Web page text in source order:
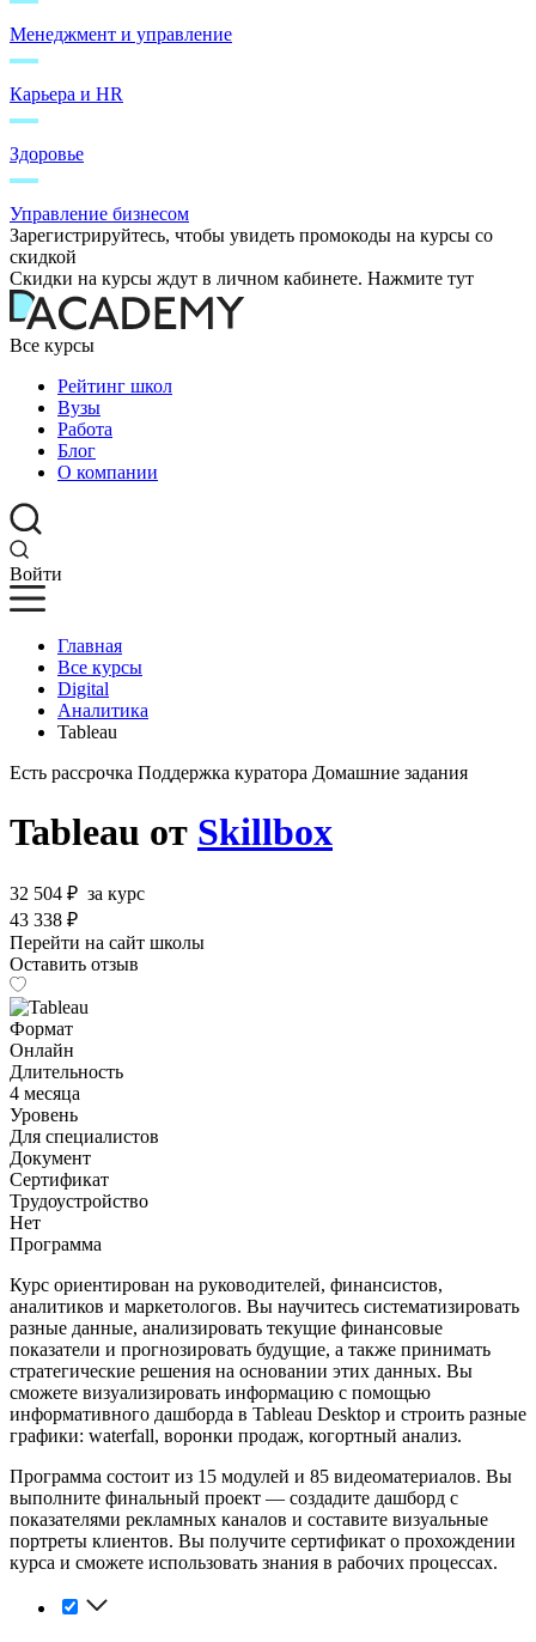
Менеджмент и управление
Карьера и HR
Здоровье
Управление бизнесом
Зарегистрируйтесь, чтобы увидеть промокоды на курсы со
скидкой
Скидки на курсы ждут в личном кабинете. Нажмите тут
Все курсы
Рейтинг школ
Вузы
Работа
Блог
О компании
Войти
Главная
Все курсы
Digital
Аналитика
Tableau
Есть рассрочка Поддержка куратора Домашние задания
Tableau от Skillbox
32 504 ₽ за курс
43 338 ₽
Перейти на сайт школы
Оставить отзыв
Формат
Онлайн
Длительность
4 месяца
Уровень
Для специалистов
Документ
Сертификат
Трудоустройство
Нет
Программа
Курс ориентирован на руководителей, финансистов,
аналитиков и маркетологов. Вы научитесь систематизировать
разные данные, анализировать текущие финансовые
показатели и прогнозировать будущие, а также принимать
стратегические решения на основании этих данных. Вы
сможете визуализировать информацию с помощью
информативного дашборда в Tableau Desktop и строить разные
графики: waterfall, воронки продаж, когортный анализ.
Программа состоит из 15 модулей и 85 видеоматериалов. Вы
выполните финальный проект — создадите дашборд с
показателями рекламных каналов и составите визуальные
портреты клиентов. Вы получите сертификат о прохождении
курса и сможете использовать знания в рабочих процессах.